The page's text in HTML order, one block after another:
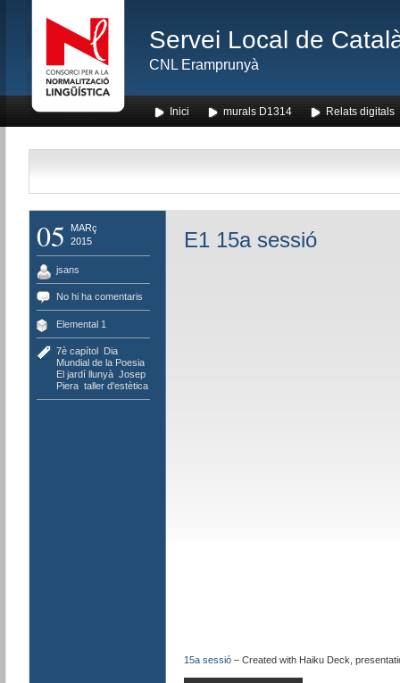
Servei Local de
CNL Eramprunyà
Inici murals D1314 Relats digitals
05
MARç
2015
jsans
No hi ha comentaris
Elemental 1
7è capítol, Dia
Mundial de la Poesia,
El jardí llunyà, Josep
Piera, taller d'estètica
E1 15a sessió
15a sessió– Created with Haiku Deck,